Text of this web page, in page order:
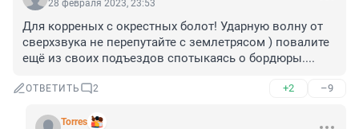
28 февраля 2023, 23:53
Для корреных с окрестных болот! Ударную волну от
сверхзвука не перепутайте с землетрясом ) повалите
ещё из своих подъездов спотыкаясь о бордюры....
ОТВЕТИТЬ 2 +2 –9
Torres